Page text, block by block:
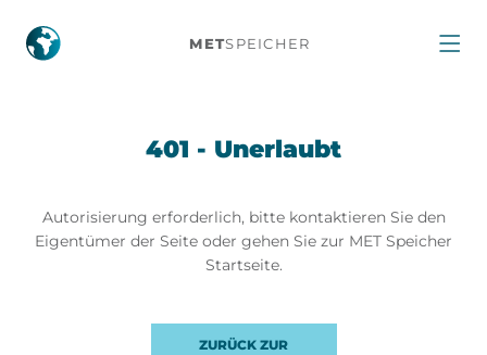
401 METSPEICHER
401 - Unerlaubt
Autorisierung erforderlich, bitte kontaktieren Sie den
Eigentümer der Seite oder gehen Sie zur MET Speicher
Startseite.
ZURÜCK ZUR